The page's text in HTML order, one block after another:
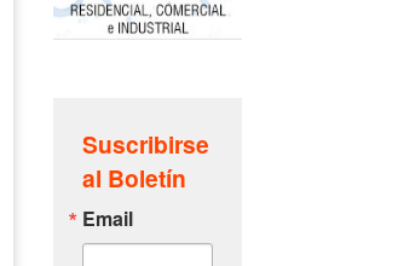
Suscribirse
al Boletín
Email